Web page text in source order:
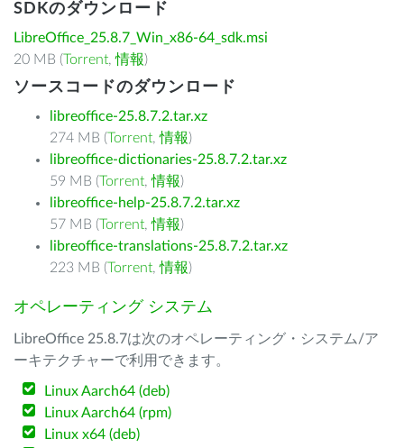
SDKのダウンロード
LibreOffice_25.8.7_Win_x86-64_sdk.msi
20 MB (Torrent,情報)
ソースコードのダウンロード
libreoffice-25.8.7.2.tar.xz
274 MB (Torrent,情報)
libreoffice-dictionaries-25.8.7.2.tar.xz
59 MB (Torrent,情報)
libreoffice-help-25.8.7.2.tar.xz
57 MB (Torrent,情報)
libreoffice-translations-25.8.7.2.tar.xz
223 MB (Torrent,情報)
オペレーティング システム
LibreOffice 25.8.7は次のオペレーティング・システム/ア
ーキテクチャーで利用できます。
Linux Aarch64 (deb)
Linux Aarch64 (rpm)
Linux x64 (deb)